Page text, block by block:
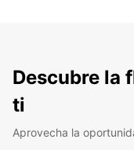
Descubre la
ti
Aprovecha la